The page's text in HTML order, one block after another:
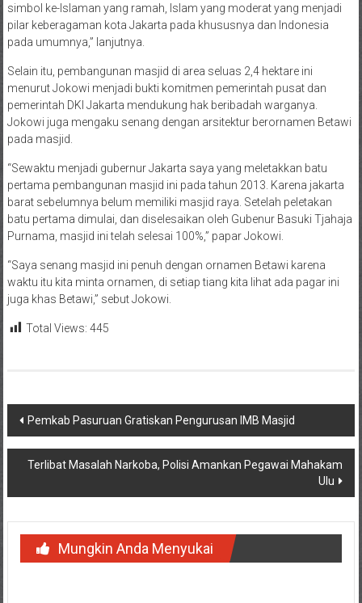
simbol ke-Islaman yang ramah, Islam yang moderat yang menjadi
pilar keberagaman kota Jakarta pada khususnya dan Indonesia
pada umumnya,” lanjutnya.
Selain itu, pembangunan masjid di area seluas 2,4 hektare ini
menurut Jokowi menjadi bukti komitmen pemerintah pusat dan
pemerintah DKI Jakarta mendukung hak beribadah warganya.
Jokowi juga mengaku senang dengan arsitektur berornamen Betawi
pada masjid.
“Sewaktu menjadi gubernur Jakarta saya yang meletakkan batu
pertama pembangunan masjid ini pada tahun 2013. Karena jakarta
barat sebelumnya belum memiliki masjid raya. Setelah peletakan
batu pertama dimulai, dan diselesaikan oleh Gubenur Basuki Tjahaja
Purnama, masjid ini telah selesai 100%,” papar Jokowi.
“Saya senang masjid ini penuh dengan ornamen Betawi karena
waktu itu kita minta ornamen, di setiap tiang kita lihat ada pagar ini
juga khas Betawi,” sebut Jokowi.
Total Views: 445
Navigasi
pos
Pemkab Pasuruan Gratiskan Pengurusan IMB Masjid
Terlibat Masalah Narkoba, Polisi Amankan Pegawai Mahakam
Ulu
Mungkin Anda Menyukai